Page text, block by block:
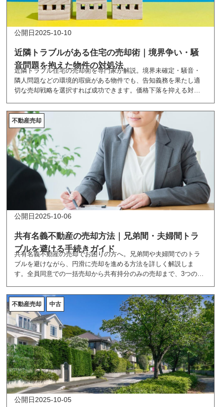
近隣トラブルがある住宅の売却術｜境界争い・騒
音問題を抱えた物件の対処法
2025-10-10
近隣トラブル住宅の売却術を専門家が解説。境界未確定・騒音・
隣人問題などの環境的瑕疵がある物件でも、告知義務を果たし適
切な売却戦略を選択すれば成功できます。価格下落を抑える対策
不動産売却
共有名義不動産の売却方法｜兄弟間・夫婦間トラ
ブルを避ける手続きガイド
2025-10-06
共有名義不動産の売却でお困りの方へ。兄弟間や夫婦間でのトラ
ブルを避けながら、円滑に売却を進める方法を詳しく解説しま
す。全員同意での一括売却から共有持分のみの売却まで、3つの売
関係が複雑な物件でも、適切な知識と手順で納得できる売却が実
現できます。専門家のアドバイスを交えた実践的なガイドで、共
有名義不動産の売却成功をサポートします。
不動産売却 中古
2025-10-05